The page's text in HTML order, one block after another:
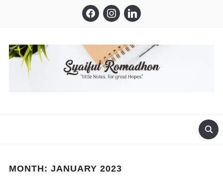
facebookinstagramlinkedin
MONTH: JANUARY 2023